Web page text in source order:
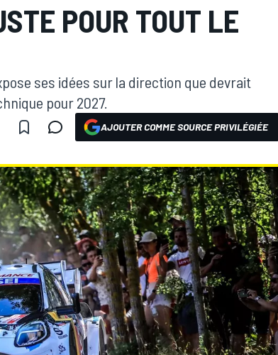
POUR TOUT LE
ses idées sur la direction que devrait
pour 2027.
AJOUTER COMME SOURCE PRIVILÉGIÉE